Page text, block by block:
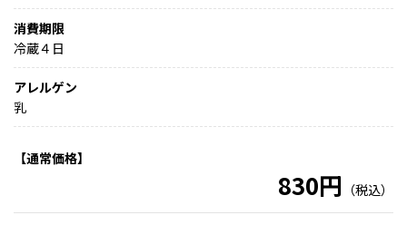
消費期限
冷蔵４日
アレルゲン
乳
【通常価格】
830円 （税込）